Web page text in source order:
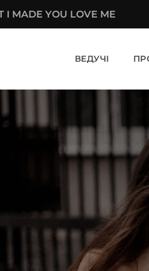
I MADE YOU LOVE ME
ВЕДУЧІ